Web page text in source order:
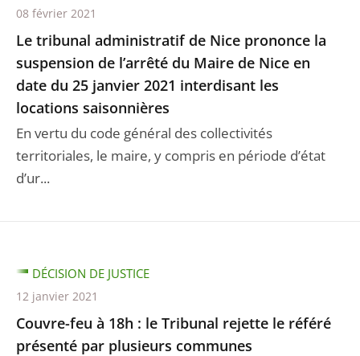
Le tribunal administratif de Nice prononce la
suspension de l’arrêté du Maire de Nice en
date du 25 janvier 2021 interdisant les
locations saisonnières
En vertu du code général des collectivités
territoriales, le maire, y compris en période d’état
d’ur...
08 février 2021
Couvre-feu à 18h : le Tribunal rejette le référé
présenté par plusieurs communes
DÉCISION DE JUSTICE
12 janvier 2021